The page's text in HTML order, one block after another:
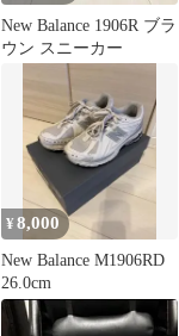
New Balance 1906R ブラ
ウン スニーカー
¥8,000
New Balance M1906RD
26.0cm